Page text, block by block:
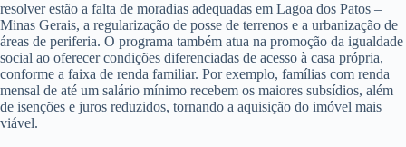
resolver estão a falta de moradias adequadas em Lagoa dos Patos –
Minas Gerais, a regularização de posse de terrenos e a urbanização de
áreas de periferia. O programa também atua na promoção da igualdade
social ao oferecer condições diferenciadas de acesso à casa própria,
conforme a faixa de renda familiar. Por exemplo, famílias com renda
mensal de até um salário mínimo recebem os maiores subsídios, além
de isenções e juros reduzidos, tornando a aquisição do imóvel mais
viável.